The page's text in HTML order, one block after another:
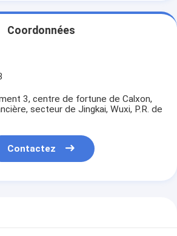
Coordonnées
3, centre de fortune de Calxon,
secteur de Jingkai, Wuxi, P.R. de
Contactez